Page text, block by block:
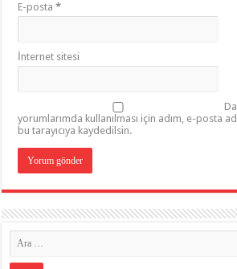
E-posta*
İnternet sitesi
yorumlarımda kullanılması için adım, e-posta
bu tarayıcıya kaydedilsin.